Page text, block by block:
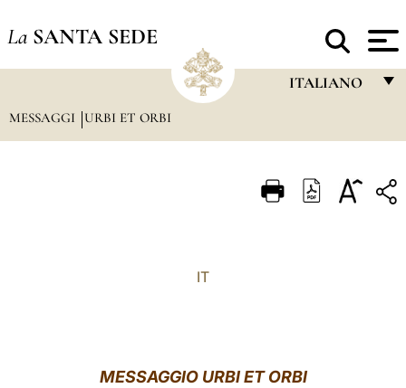
La SANTA SEDE
ITALIANO
ITALIANO
MESSAGGI URBI ET ORBI
IT
MESSAGGIO URBI ET ORBI